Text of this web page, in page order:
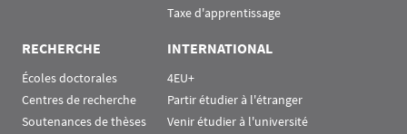
Taxe d'apprentissage
RECHERCHE
Écoles doctorales
Centres de recherche
Soutenances de thèses
INTERNATIONAL
4EU+
Partir étudier à l'étranger
Venir étudier à l'université